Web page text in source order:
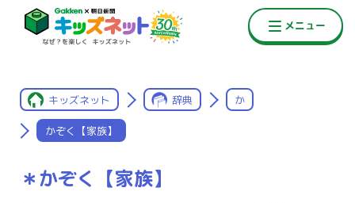
キッズネット 辞典 か
かぞく【家族】
＊かぞく【家族】